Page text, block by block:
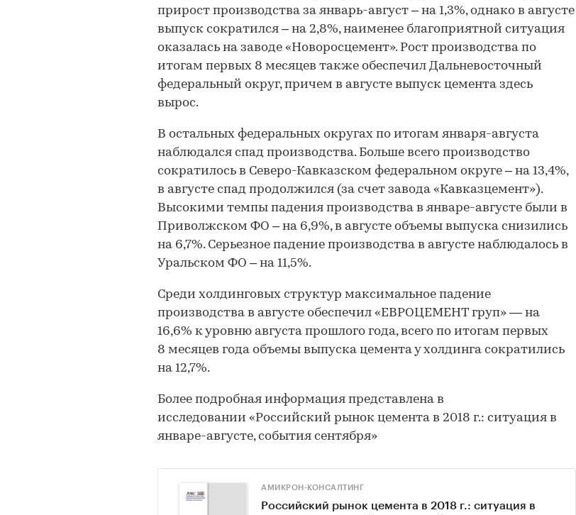
прирост производства за январь-август – на 1,3%, однако в августе
выпуск сократился – на 2,8%, наименее благоприятной ситуация
оказалась на заводе «Новоросцемент». Рост производства по
итогам первых 8 месяцев также обеспечил Дальневосточный
федеральный округ, причем в августе выпуск цемента здесь
вырос.
В остальных федеральных округах по итогам января-августа
наблюдался спад производства. Больше всего производство
сократилось в Северо-Кавказском федеральном округе – на 13,4%,
в августе спад продолжился (за счет завода «Кавказцемент»).
Высокими темпы падения производства в январе-августе были в
Приволжском ФО – на 6,9%, в августе объемы выпуска снизились
на 6,7%. Серьезное падение производства в августе наблюдалось в
Уральском ФО – на 11,5%.
Среди холдинговых структур максимальное падение
производства в августе обеспечил «ЕВРОЦЕМЕНТ груп» — на
16,6% к уровню августа прошлого года, всего по итогам первых
8 месяцев года объемы выпуска цемента у холдинга сократились
на 12,7%.
Более подробная информация представлена в
исследовании «Российский рынок цемента в 2018 г.: ситуация в
январе-августе, события сентября»
АМИКРОН-КОНСАЛТИНГ
Российский рынок цемента в 2018 г.: ситуация в